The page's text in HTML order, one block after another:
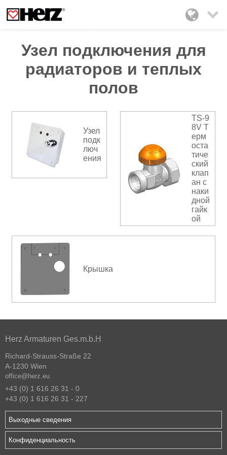

Узел подключения для
радиаторов и теплых
полов
Узел
подк
люч
ения
TS-9
8V Т
ерм
оста
тиче
ский
клап
ан с
наки
дной
гайк
ой
Крышка
Herz Armaturen Ges.m.b.H
Richard-Strauss-Straße 22
A-1230 Wien
office@herz.eu
+43 (0) 1 616 26 31 - 0
+43 (0) 1 616 26 31 - 227
Выходные сведения
Конфиденциальность